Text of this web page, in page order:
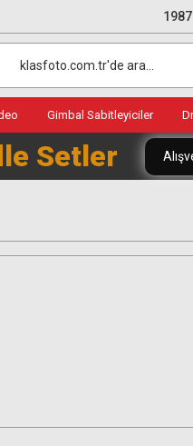
Gimbal Sabitleyiciler
Setler